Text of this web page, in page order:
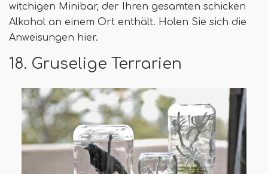
witchigen Minibar, der Ihren gesamten schicken
Alkohol an einem Ort enthält. Holen Sie sich die
Anweisungen hier.
18. Gruselige Terrarien